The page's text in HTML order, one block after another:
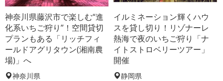
神奈川県藤沢市で楽しむ“進
化系いちご狩り”！空間貸切
プランもある「リッチフィ
ールドアグリタウン(湘南農
場)」へ
神奈川県
イルミネーション輝くハウ
スを貸し切り！リゾナーレ
熱海で夜のいちご狩り「ナ
イトストロベリーツアー」
開催
静岡県